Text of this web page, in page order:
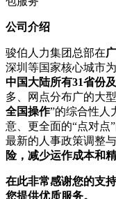
公司介绍
骏伯人力集团总部在
深圳等国家核心城市
中国大陆所有31省份
多、网点分布广的大
全国操作”的综合性人
意、更全面的“点对点
最新的人事政策调整
险，减少运作成本和
在此非常感谢您的支
您提供优质服务。